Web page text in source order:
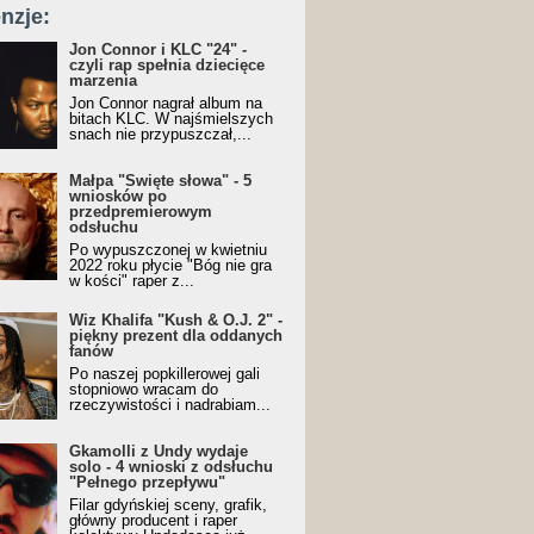
Jon Connor i KLC "24" -
czyli rap spełnia dziecięce
marzenia
Jon Connor nagrał album na
bitach KLC. W najśmielszych
snach nie przypuszczał,...
Małpa "Święte słowa" - 5
wniosków po
przedpremierowym
odsłuchu
Po wypuszczonej w kwietniu
2022 roku płycie "Bóg nie gra
w kości" raper z...
Wiz Khalifa "Kush & O.J. 2" -
piękny prezent dla oddanych
fanów
Po naszej popkillerowej gali
stopniowo wracam do
rzeczywistości i nadrabiam...
Gkamolli z Undy wydaje
solo - 4 wnioski z odsłuchu
"Pełnego przepływu"
Filar gdyńskiej sceny, grafik,
główny producent i raper